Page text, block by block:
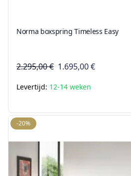
Norma boxspring Timeless Easy
2.295,00 € 1.695,00 €
Levertijd: 12-14 weken
-20%